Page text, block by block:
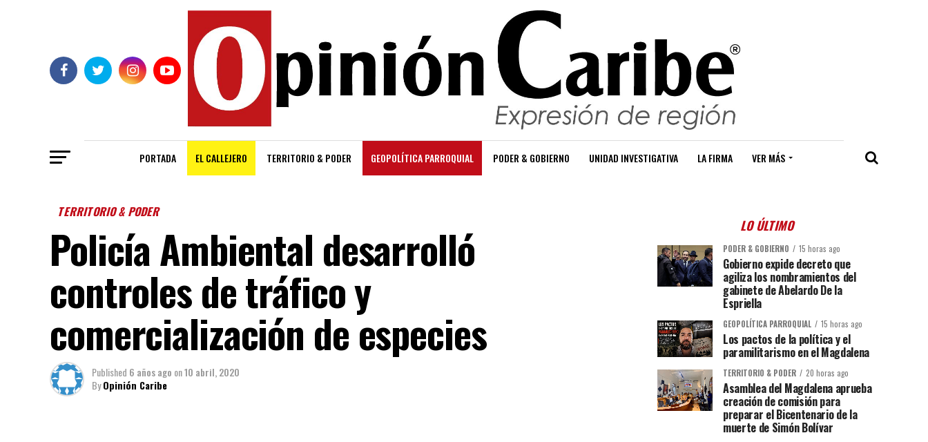
PORTADA EL CALLEJERO TERRITORIO & PODER GEOPOLÍTICA PARROQUIAL PODER & GOBIERNO UNIDAD INVESTIGATIVA LA FIRMA VER MÁS
TERRITORIO & PODER
Policía Ambiental desarrolló
controles de tráfico y
comercialización de especies
Published 6 años ago on10 abril, 2020
ByOpinión Caribe
LO ÚLTIMO
PODER & GOBIERNO 15 horas ago
Gobierno expide decreto que
agiliza los nombramientos del
gabinete de Abelardo De la
Espriella
GEOPOLÍTICA PARROQUIAL 15 horas ago
Los pactos de la política y el
paramilitarismo en el Magdalena
TERRITORIO & PODER 20 horas ago
Asamblea del Magdalena aprueba
creación de comisión para
preparar el Bicentenario de la
muerte de Simón Bolívar